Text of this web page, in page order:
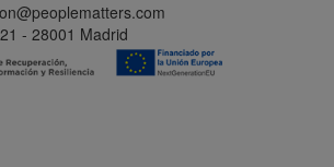
- 28001 Madrid